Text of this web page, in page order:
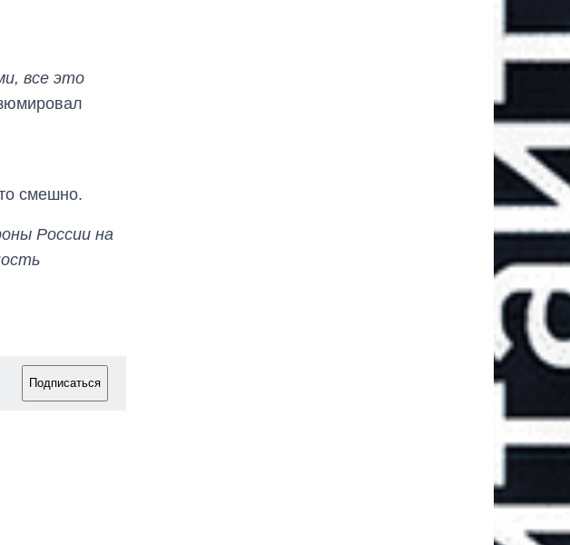
все это
смешно.
России на
Подписаться